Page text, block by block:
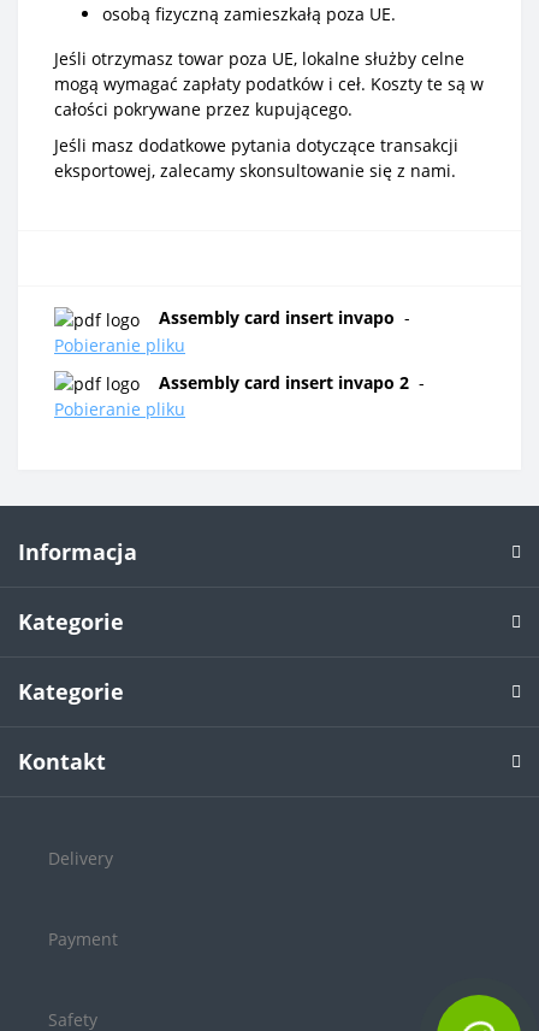
osobą fizyczną zamieszkałą poza UE.
Jeśli otrzymasz towar poza UE, lokalne służby celne
mogą wymagać zapłaty podatków i ceł. Koszty te są w
całości pokrywane przez kupującego.
Jeśli masz dodatkowe pytania dotyczące transakcji
eksportowej, zalecamy skonsultowanie się z nami.
Assembly card insert invapo -
Pobieranie pliku
Assembly card insert invapo 2 -
Pobieranie pliku
Informacja
Kategorie
Kategorie
Kontakt
Delivery
Payment
Safety